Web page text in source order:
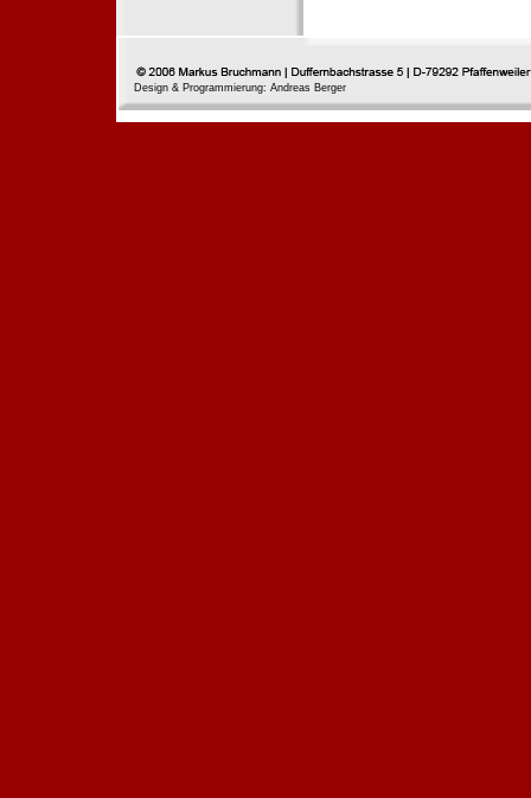
Design & Programmierung: Andreas Berger